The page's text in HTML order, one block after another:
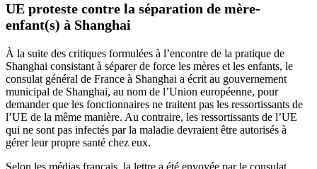
UE proteste contre la séparation de mère-
enfant(s) à Shanghai
À la suite des critiques formulées à l’encontre de la pratique de
Shanghai consistant à séparer de force les mères et les enfants, le
consulat général de France à Shanghai a écrit au gouvernement
municipal de Shanghai, au nom de l’Union européenne, pour
demander que les fonctionnaires ne traitent pas les ressortissants de
l’UE de la même manière. Au contraire, les ressortissants de l’UE
qui ne sont pas infectés par la maladie devraient être autorisés à
gérer leur propre santé chez eux.